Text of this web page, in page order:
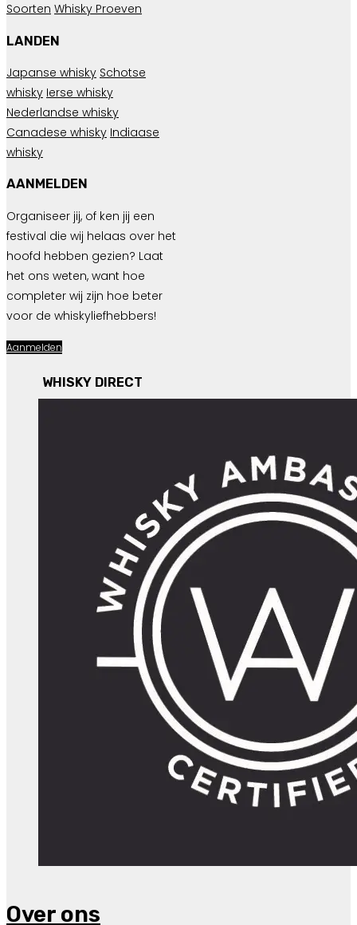
Soorten Whisky Proeven
LANDEN
Japanse whisky Schotse
whisky Ierse whisky
Nederlandse whisky
Canadese whisky Indiaase
whisky
AANMELDEN
Organiseer jij, of ken jij een
festival die wij helaas over het
hoofd hebben gezien? Laat
het ons weten, want hoe
completer wij zijn hoe beter
voor de whiskyliefhebbers!
Aanmelden
WHISKY DIRECT
Over ons